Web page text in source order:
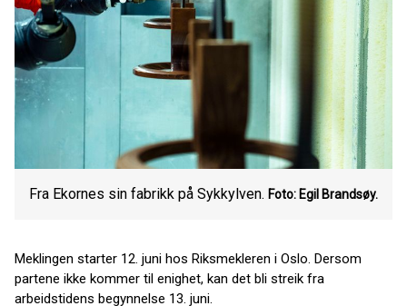
Fra Ekornes sin fabrikk på Sykkylven. Foto: Egil Brandsøy.
Meklingen starter 12. juni hos Riksmekleren i Oslo. Dersom
partene ikke kommer til enighet, kan det bli streik fra
arbeidstidens begynnelse 13. juni.